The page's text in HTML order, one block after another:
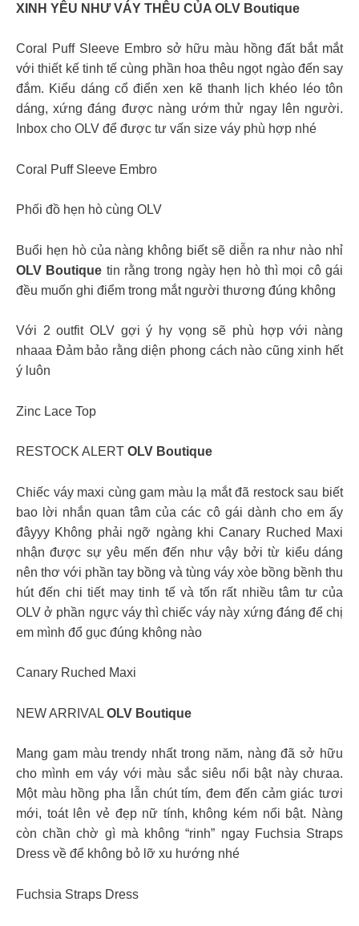
XINH YÊU NHƯ VÁY THÊU CỦA OLV Boutique
Coral Puff Sleeve Embro sở hữu màu hồng đất bắt mắt
với thiết kế tinh tế cùng phần hoa thêu ngọt ngào đến say
đắm. Kiểu dáng cổ điển xen kẽ thanh lịch khéo léo tôn
dáng, xứng đáng được nàng ướm thử ngay lên người.
Inbox cho OLV để được tư vấn size váy phù hợp nhé
Coral Puff Sleeve Embro
Phối đồ hẹn hò cùng OLV
Buổi hẹn hò của nàng không biết sẽ diễn ra như nào nhỉ
OLV Boutique tin rằng trong ngày hẹn hò thì mọi cô gái
đều muốn ghi điểm trong mắt người thương đúng không
Với 2 outfit OLV gợi ý hy vọng sẽ phù hợp với nàng
nhaaa Đảm bảo rằng diện phong cách nào cũng xinh hết
ý luôn
Zinc Lace Top
RESTOCK ALERT OLV Boutique
Chiếc váy maxi cùng gam màu lạ mắt đã restock sau biết
bao lời nhắn quan tâm của các cô gái dành cho em ấy
đâyyy Không phải ngỡ ngàng khi Canary Ruched Maxi
nhận được sự yêu mến đến như vậy bởi từ kiểu dáng
nên thơ với phần tay bồng và tùng váy xòe bồng bềnh thu
hút đến chi tiết may tinh tế và tốn rất nhiều tâm tư của
OLV ở phần ngực váy thì chiếc váy này xứng đáng để chị
em mình đổ gục đúng không nào
Canary Ruched Maxi
NEW ARRIVAL OLV Boutique
Mang gam màu trendy nhất trong năm, nàng đã sở hữu
cho mình em váy với màu sắc siêu nổi bật này chưaa.
Một màu hồng pha lẫn chút tím, đem đến cảm giác tươi
mới, toát lên vẻ đẹp nữ tính, không kém nổi bật. Nàng
còn chần chờ gì mà không “rinh” ngay Fuchsia Straps
Dress về để không bỏ lỡ xu hướng nhé
Fuchsia Straps Dress